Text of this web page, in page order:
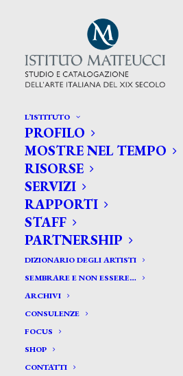
L’ISTITUTO
PROFILO
MOSTRE NEL TEMPO
RISORSE
SERVIZI
RAPPORTI
STAFF
PARTNERSHIP
DIZIONARIO DEGLI ARTISTI
SEMBRARE E NON ESSERE…
ARCHIVI
CONSULENZE
FOCUS
SHOP
CONTATTI
CERCA TRA GLI ARTISTI:
Search
for:
Delacroix Eugène